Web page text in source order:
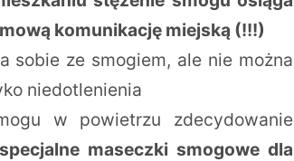
komunikację miejską (!!!)
sobie ze smogiem, ale nie można
niedotlenienia
w powietrzu zdecydowanie
maseczki smogowe dla